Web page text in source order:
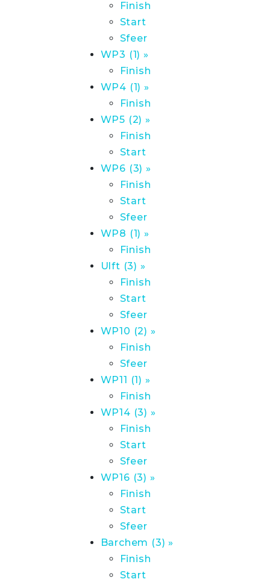
Finish
Start
Sfeer
WP3 (1) »
Finish
WP4 (1) »
Finish
WP5 (2) »
Finish
Start
WP6 (3) »
Finish
Start
Sfeer
WP8 (1) »
Finish
Ulft (3) »
Finish
Start
Sfeer
WP10 (2) »
Finish
Sfeer
WP11 (1) »
Finish
WP14 (3) »
Finish
Start
Sfeer
WP16 (3) »
Finish
Start
Sfeer
Barchem (3) »
Finish
Start